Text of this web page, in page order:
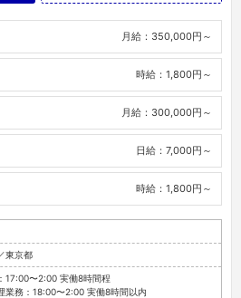
月給：350,000円～
時給：1,800円～
月給：300,000円～
日給：7,000円～
時給：1,800円～
東京都
17:00〜2:00 実働8時間程
業務：18:00〜2:00 実働8時間以内